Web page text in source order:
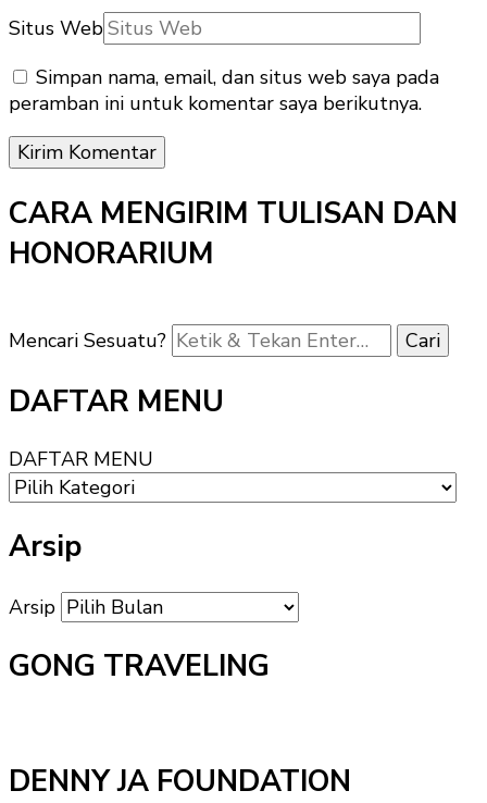
Situs Web
Simpan nama, email, dan situs web saya pada
peramban ini untuk komentar saya berikutnya.
CARA MENGIRIM TULISAN DAN
HONORARIUM
Mencari Sesuatu?
DAFTAR MENU
DAFTAR MENU
Arsip
Arsip
GONG TRAVELING
DENNY JA FOUNDATION